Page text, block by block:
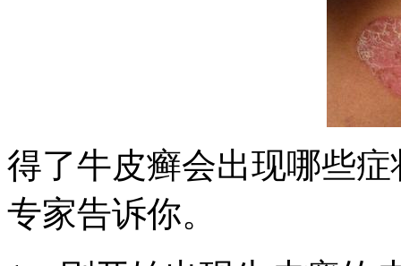
得了牛皮癣会出现哪些
专家告诉你。